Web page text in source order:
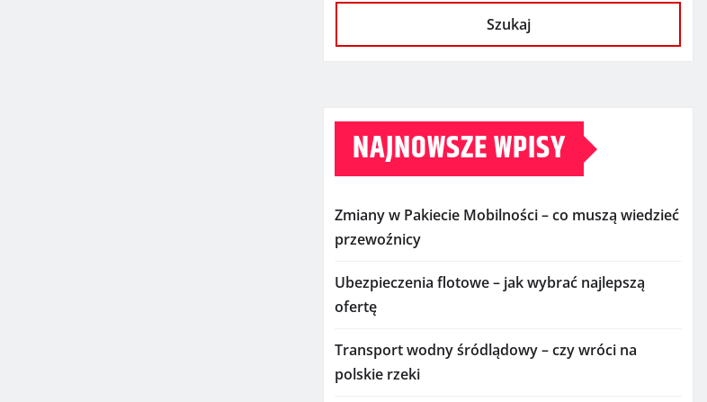
Szukaj
NAJNOWSZE WPISY
Zmiany w Pakiecie Mobilności – co muszą wiedzieć
przewoźnicy
Ubezpieczenia flotowe – jak wybrać najlepszą
ofertę
Transport wodny śródlądowy – czy wróci na
polskie rzeki